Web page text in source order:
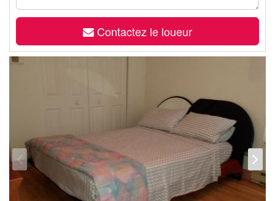
Contactez le loueur